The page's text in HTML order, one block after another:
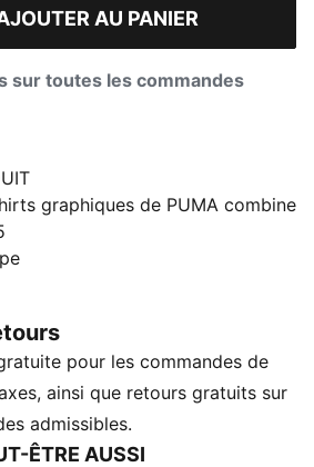
souhaitsAU PANIER
sur toutes les commandes
graphiques de PUMA combine
un style simple, offrant des
qui se démarquent. Des motifs
chaque design a
rehaussent votre look avec un
ET AVANTAGES
avec au moins 20 % de
d’un pas vers un avenir meilleur
pour les commandes de
ainsi que retours gratuits sur
admissibles.
ÊTRE AUSSI